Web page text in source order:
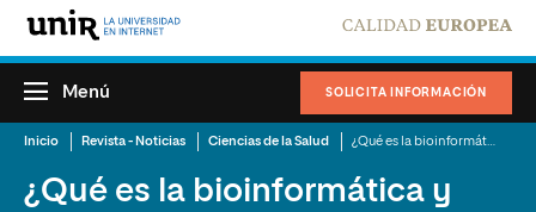
SOLICITA INFORMACIÓN
Menú
Inicio Revista - Noticias Ciencias de la Salud
¿Qué es la bioinformática y